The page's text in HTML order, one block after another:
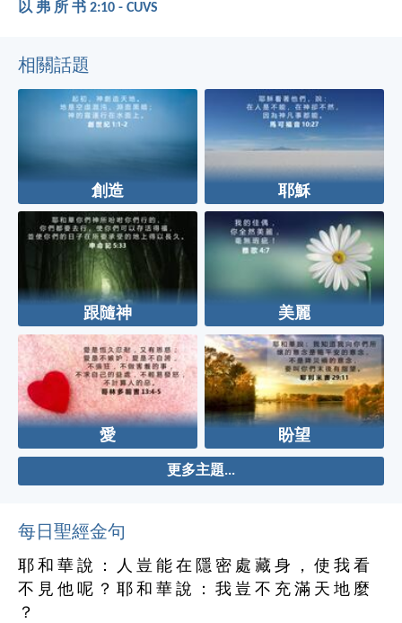
以 弗 所 书 2:10 - CUVS
相關話題
創造 耶穌
跟隨神 美麗
愛 盼望
更多主題...
每日聖經金句
耶 和 華 說 ： 人 豈 能 在 隱 密 處 藏 身 ， 使 我 看
不 見 他 呢 ？ 耶 和 華 說 ： 我 豈 不 充 滿 天 地 麼
？